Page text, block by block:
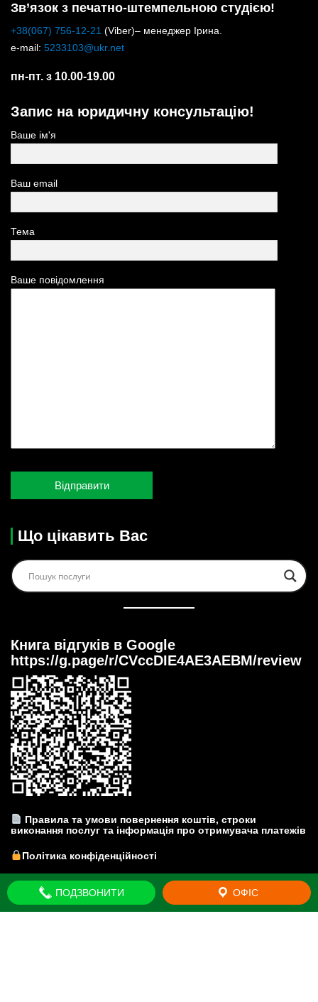
Зв’язок з печатно-штемпельною студією!
+38(067) 756-12-21 (Viber)– менеджер Ірина.
e-mail: 5233103@ukr.net
пн-пт. з 10.00-19.00
Запис на юридичну консультацію!
Ваше ім'я
Ваш email
Тема
Ваше повідомлення
Що цікавить Вас
Книга відгуків в Google
https://g.page/r/CVccDIE4AE3AEBM/review
Правила та умови повернення коштів, строки
виконання послуг та інформація про отримувача платежів
Політика конфіденційності
Прайс-лист на юридичні послуги
ПОДЗВОНИТИ ОФІС